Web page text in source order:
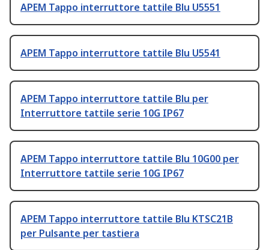
APEM Tappo interruttore tattile Blu U5551
APEM Tappo interruttore tattile Blu U5541
APEM Tappo interruttore tattile Blu per
Interruttore tattile serie 10G IP67
APEM Tappo interruttore tattile Blu 10G00 per
Interruttore tattile serie 10G IP67
APEM Tappo interruttore tattile Blu KTSC21B
per Pulsante per tastiera